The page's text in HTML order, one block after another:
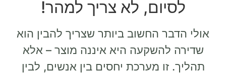
לסיום, לא צריך למהר!
אולי הדבר החשוב ביותר שצריך להבין הוא
שדירה להשקעה היא איננה מוצר – אלא
תהליך. זו מערכת יחסים בין אנשים, לבין